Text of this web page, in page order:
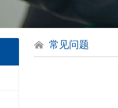
常见问题